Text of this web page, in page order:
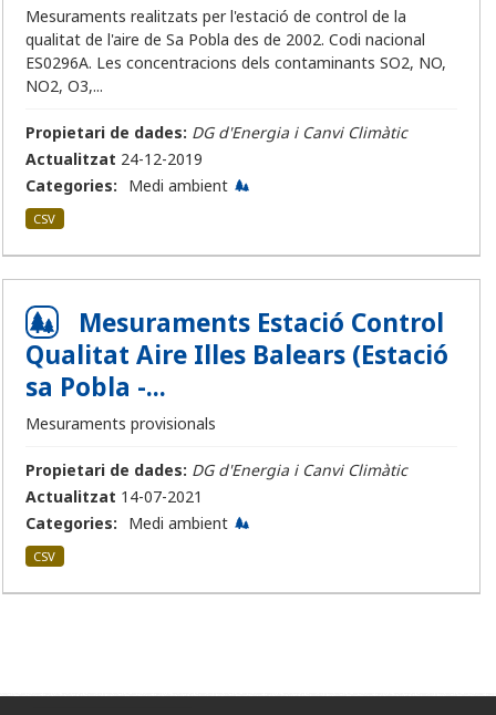
Mesuraments realitzats per l'estació de control de la
qualitat de l'aire de Sa Pobla des de 2002. Codi nacional
ES0296A. Les concentracions dels contaminants SO2, NO,
NO2, O3,...
Propietari de dades: DG d'Energia i Canvi Climàtic
Actualitzat 24-12-2019
Categories:
Medi ambient
CSV
Mesuraments Estació Control
Qualitat Aire Illes Balears (Estació
sa Pobla -...
Mesuraments provisionals
Propietari de dades: DG d'Energia i Canvi Climàtic
Actualitzat 14-07-2021
Categories:
Medi ambient
CSV